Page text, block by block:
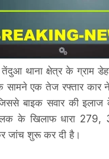
थाना क्षेत्र के ग्राम
सामने एक तेज रफ्तार कार
बाइक सवार की इलाज
के खिलाफ धारा
जांच शुरू कर दी है।